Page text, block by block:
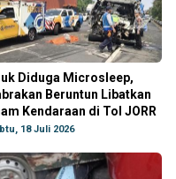
Diduga Microsleep,
Beruntun Libatkan
Kendaraan di Tol JORR
18 Juli 2026